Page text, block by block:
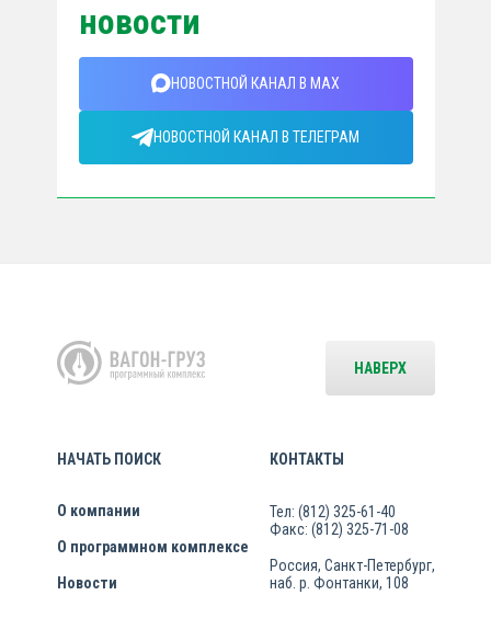
новости
НОВОСТНОЙ КАНАЛ В MAX
НОВОСТНОЙ КАНАЛ В ТЕЛЕГРАМ
НАЧАТЬ ПОИСК
О компании
О программном комплексе
Новости
КОНТАКТЫ
Тел: (812) 325-61-40
Факс: (812) 325-71-08
Россия, Санкт-Петербург,
наб. р. Фонтанки, 108
НАВЕРХ